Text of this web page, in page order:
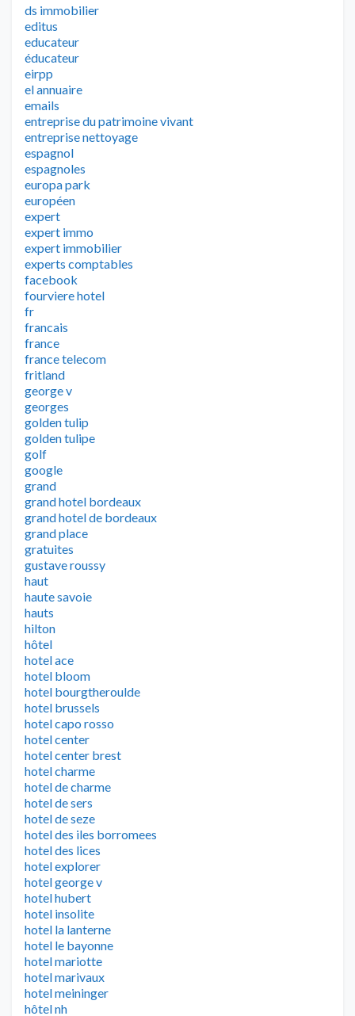
ds immobilier
editus
educateur
éducateur
eirpp
el annuaire
emails
entreprise du patrimoine vivant
entreprise nettoyage
espagnol
espagnoles
europa park
européen
expert
expert immo
expert immobilier
experts comptables
facebook
fourviere hotel
fr
francais
france
france telecom
fritland
george v
georges
golden tulip
golden tulipe
golf
google
grand
grand hotel bordeaux
grand hotel de bordeaux
grand place
gratuites
gustave roussy
haut
haute savoie
hauts
hilton
hôtel
hotel ace
hotel bloom
hotel bourgtheroulde
hotel brussels
hotel capo rosso
hotel center
hotel center brest
hotel charme
hotel de charme
hotel de sers
hotel de seze
hotel des iles borromees
hotel des lices
hotel explorer
hotel george v
hotel hubert
hotel insolite
hotel la lanterne
hotel le bayonne
hotel mariotte
hotel marivaux
hotel meininger
hôtel nh